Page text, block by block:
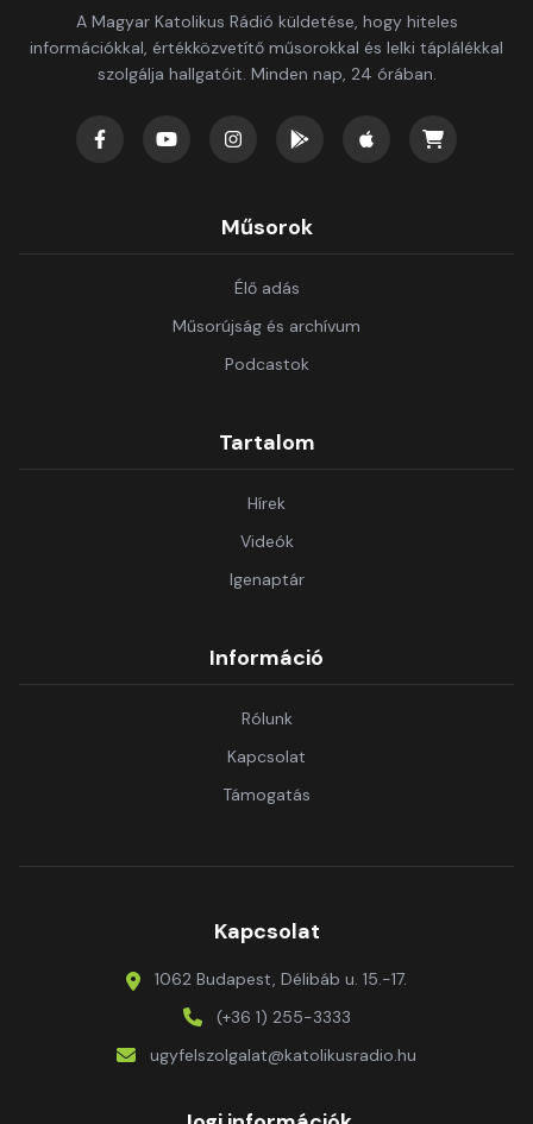
A Magyar Katolikus Rádió küldetése, hogy hiteles
információkkal, értékközvetítő műsorokkal és lelki táplálékkal
szolgálja hallgatóit. Minden nap, 24 órában.
Műsorok
Élő adás
Műsorújság és archívum
Podcastok
Tartalom
Hírek
Videók
Igenaptár
Információ
Rólunk
Kapcsolat
Támogatás
Kapcsolat
1062 Budapest, Délibáb u. 15.-17.
(+36 1) 255-3333
ugyfelszolgalat@katolikusradio.hu